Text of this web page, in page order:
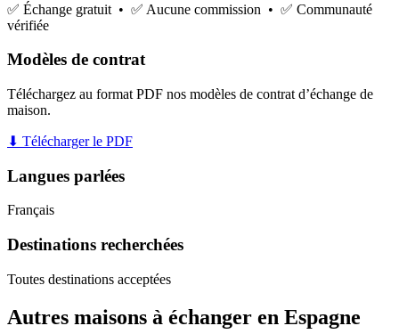
✅ Échange gratuit • ✅ Aucune commission • ✅ Communauté
vérifiée
Modèles de contrat
Téléchargez au format PDF nos modèles de contrat d’échange de
maison.
⬇ Télécharger le PDF
Langues parlées
Français
Destinations recherchées
Toutes destinations acceptées
Autres maisons à échanger en Espagne